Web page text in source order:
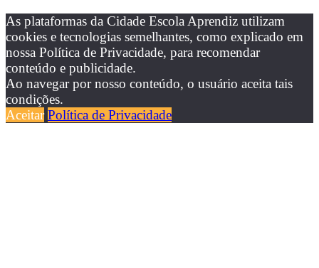
As plataformas da Cidade Escola Aprendiz utilizam
cookies e tecnologias semelhantes, como explicado em
nossa Política de Privacidade, para recomendar
conteúdo e publicidade.
Ao navegar por nosso conteúdo, o usuário aceita tais
condições.
Aceitar Política de Privacidade